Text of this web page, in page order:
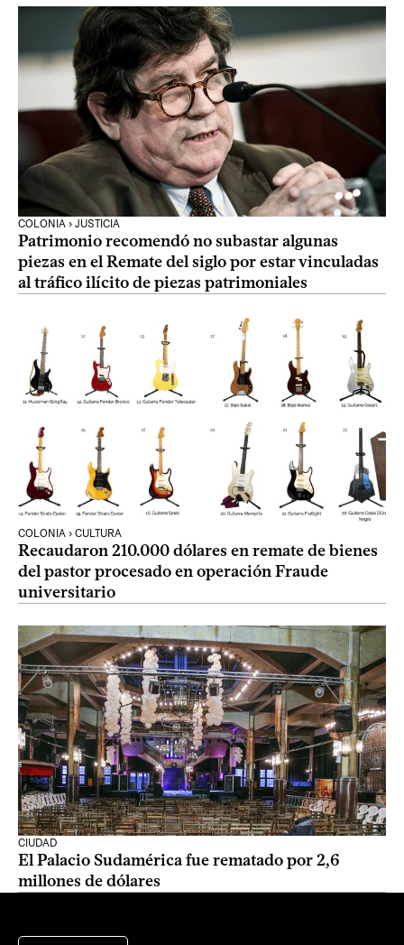
COLONIA › JUSTICIA
Patrimonio recomendó no subastar algunas
piezas en el Remate del siglo por estar vinculadas
al tráfico ilícito de piezas patrimoniales
COLONIA › CULTURA
Recaudaron 210.000 dólares en remate de bienes
del pastor procesado en operación Fraude
universitario
CIUDAD
El Palacio Sudamérica fue rematado por 2,6
millones de dólares